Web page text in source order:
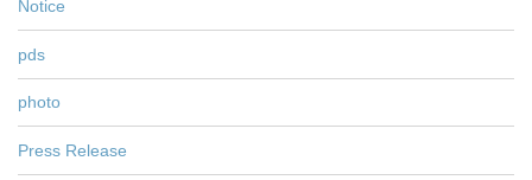
Notice
pds
photo
Press Release